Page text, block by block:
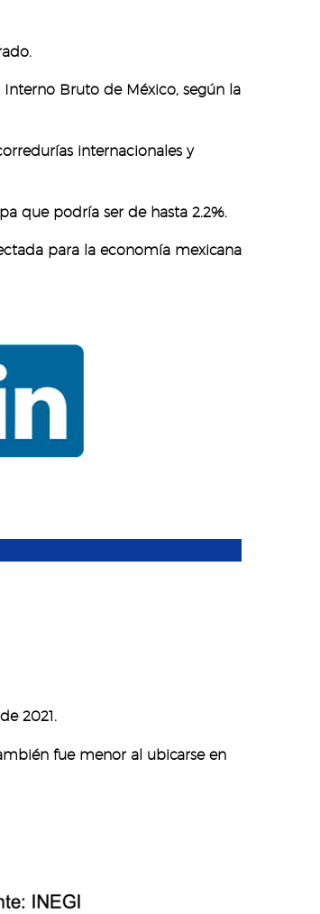
Bruto de México, según la
internacionales y
que podría ser de hasta 2.2%.
para la economía mexicana
2021.
fue menor al ubicarse en